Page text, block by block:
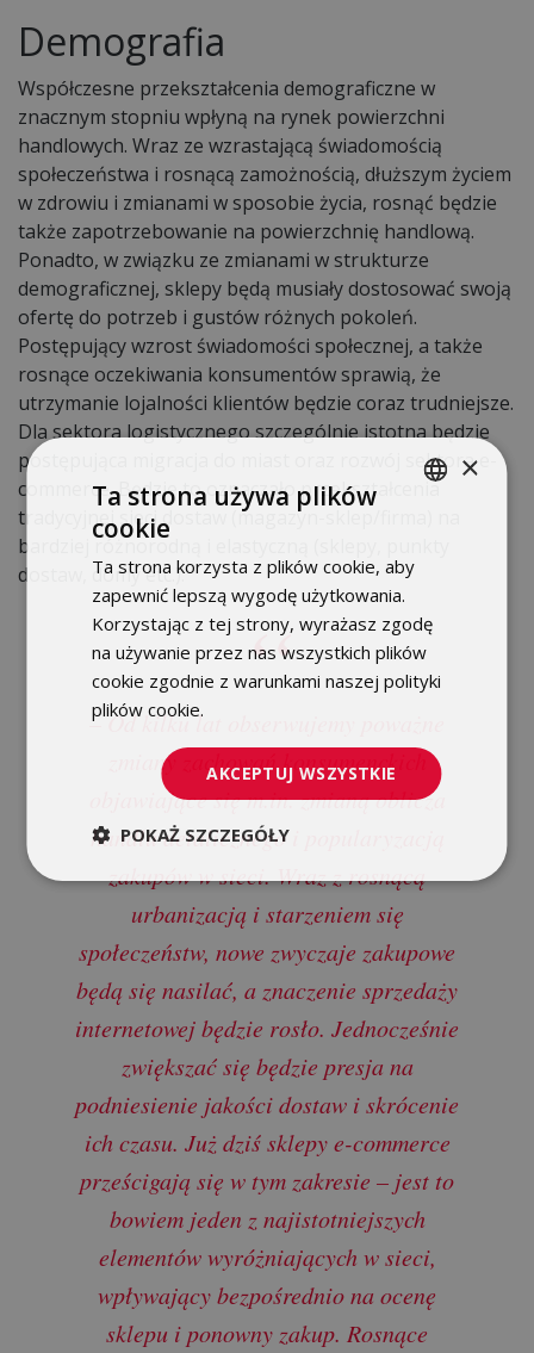
Demografia
Współczesne przekształcenia demograficzne w
znacznym stopniu wpłyną na rynek powierzchni
handlowych. Wraz ze wzrastającą świadomością
społeczeństwa i rosnącą zamożnością, dłuższym życiem
w zdrowiu i zmianami w sposobie życia, rosnąć będzie
także zapotrzebowanie na powierzchnię handlową.
Ponadto, w związku ze zmianami w strukturze
demograficznej, sklepy będą musiały dostosować swoją
ofertę do potrzeb i gustów różnych pokoleń.
Postępujący wzrost świadomości społecznej, a także
rosnące oczekiwania konsumentów sprawią, że
utrzymanie lojalności klientów będzie coraz trudniejsze.
Dla sektora logistycznego szczególnie istotna będzie
postępująca migracja do miast oraz rozwój sektora e-
commerce. Będzie to oznaczało przekształcenia
tradycyjnej sieci dostaw (magazyn-sklep/firma) na
bardziej różnorodną i elastyczną (sklepy, punkty
dostaw, domy etc.).
– Od kilku lat obserwujemy poważne
zmiany zachowań konsumenckich
objawiające się m.in. zmianą oblicza
handlu detalicznego i popularyzacją
zakupów w sieci. Wraz z rosnącą
urbanizacją i starzeniem się
społeczeństw, nowe zwyczaje zakupowe
będą się nasilać, a znaczenie sprzedaży
internetowej będzie rosło. Jednocześnie
zwiększać się będzie presja na
podniesienie jakości dostaw i skrócenie
ich czasu. Już dziś sklepy e-commerce
prześcigają się w tym zakresie – jest to
bowiem jeden z najistotniejszych
elementów wyróżniających w sieci,
wpływający bezpośrednio na ocenę
sklepu i ponowny zakup. Rosnące
ENGLISH
×
Ta strona używa plików
cookie
Ta strona korzysta z plików cookie, aby
zapewnić lepszą wygodę użytkowania.
Korzystając z tej strony, wyrażasz zgodę
na używanie przez nas wszystkich plików
cookie zgodnie z warunkami naszej polityki
plików cookie.
AKCEPTUJ WSZYSTKIE
POKAŻ SZCZEGÓŁY